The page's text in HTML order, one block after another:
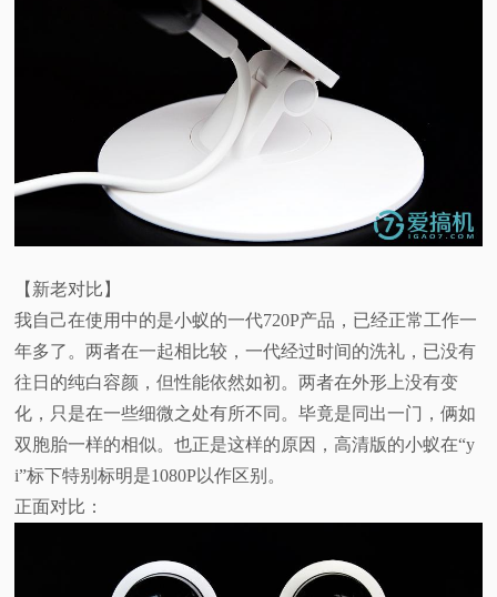
【新老对比】
我自己在使用中的是小蚁的一代720P产品，已经正常工作一
年多了。两者在一起相比较，一代经过时间的洗礼，已没有
往日的纯白容颜，但性能依然如初。两者在外形上没有变
化，只是在一些细微之处有所不同。毕竟是同出一门，俩如
双胞胎一样的相似。也正是这样的原因，高清版的小蚁在“y
i”标下特别标明是1080P以作区别。
正面对比：